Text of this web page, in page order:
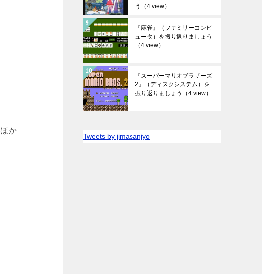
か
う
（4 view）
『麻雀』（ファミリーコンピ
ュータ）を振り返りましょう
（4 view）
『スーパーマリオブラザーズ
2』（ディスクシステム）を
振り返りましょう
（4 view）
Tweets by jimasanjyo